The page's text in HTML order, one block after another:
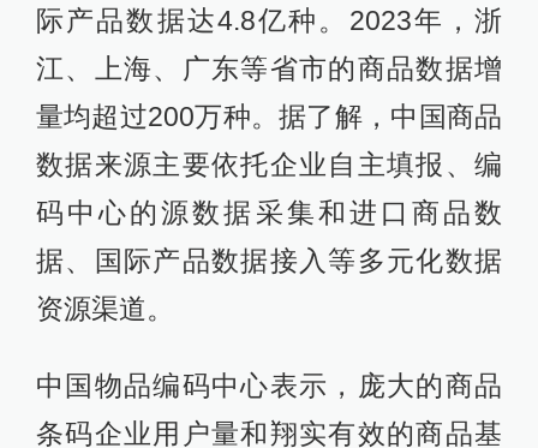
际产品数据达4.8亿种。2023年，浙
江、上海、广东等省市的商品数据增
量均超过200万种。据了解，中国商品
数据来源主要依托企业自主填报、编
码中心的源数据采集和进口商品数
据、国际产品数据接入等多元化数据
资源渠道。
中国物品编码中心表示，庞大的商品
条码企业用户量和翔实有效的商品基